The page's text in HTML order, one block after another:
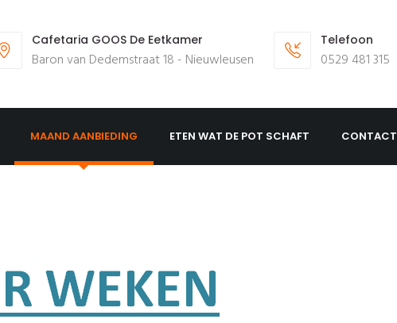
Cafetaria GOOS De Eetkamer
Baron van Dedemstraat 18 - Nieuwleusen
Telefoon
0529 481 315
MAAND AANBIEDING ETEN WAT DE POT SCHAFT CONTACT